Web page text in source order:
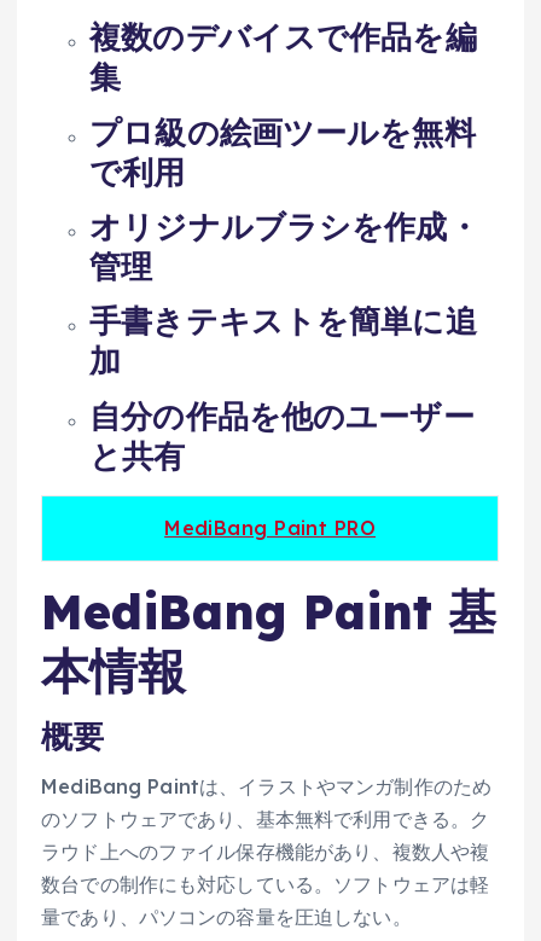
複数のデバイスで作品を編
集
プロ級の絵画ツールを無料
で利用
オリジナルブラシを作成・
管理
手書きテキストを簡単に追
加
自分の作品を他のユーザー
と共有
MediBang Paint PRO
MediBang Paint 基
本情報
概要
MediBang Paintは、イラストやマンガ制作のため
のソフトウェアであり、基本無料で利用できる。ク
ラウド上へのファイル保存機能があり、複数人や複
数台での制作にも対応している。ソフトウェアは軽
量であり、パソコンの容量を圧迫しない。